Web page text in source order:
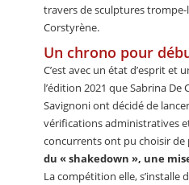
travers de sculptures trompe-
Corstyrène.
Un chrono pour
C’est avec un état d’esprit et
l’édition 2021 que Sabrina
Savignoni ont décidé de
vérifications administratives
concurrents ont pu choisir de
du « shakedown », une
La compétition elle, s’installe